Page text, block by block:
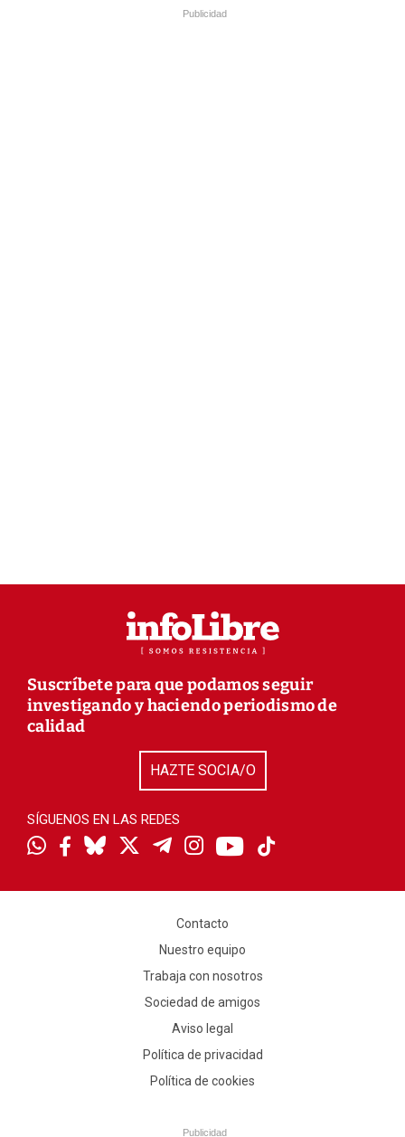
Publicidad
Suscríbete para que podamos seguir
investigando y haciendo periodismo de
calidad
HAZTE SOCIA/O
SÍGUENOS EN LAS REDES
Contacto
Nuestro equipo
Trabaja con nosotros
Sociedad de amigos
Aviso legal
Política de privacidad
Política de cookies
Publicidad